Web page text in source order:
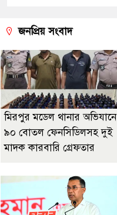
জনপ্রিয় সংবাদ
মিরপুর মডেল থানার অভিযানে
৯০ বোতল ফেনসিডিলসহ দুই
মাদক কারবারি গ্রেফতার